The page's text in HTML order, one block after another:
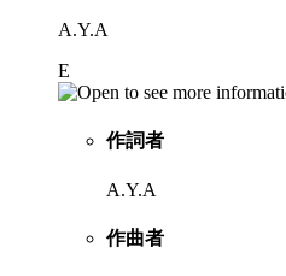
A.Y.A
E
作詞者
A.Y.A
作曲者